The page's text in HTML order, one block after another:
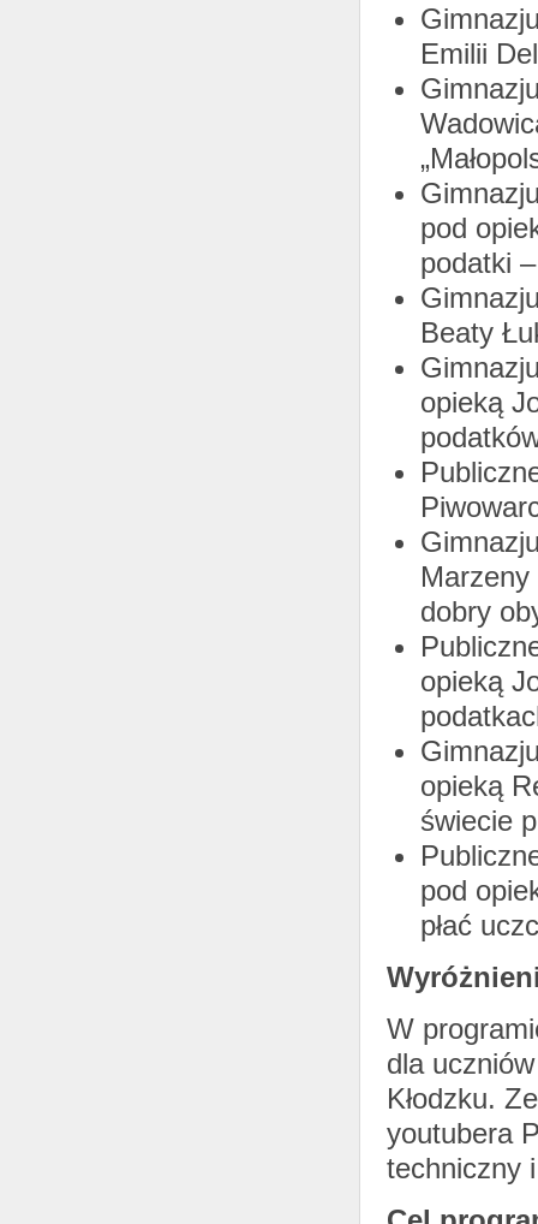
Emilii
pod
podatki
Beaty
opieką
Marzeny
dobry
opieką
opieką
świecie
pod
płać
W
dla
Kłodzku.
youtubera
techniczny